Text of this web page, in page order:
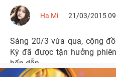
Ha Mi 21/03/2015
Sáng 20/3 vừa qua, cộng
Kỳ đã được tận hưởng
hấp dẫn.